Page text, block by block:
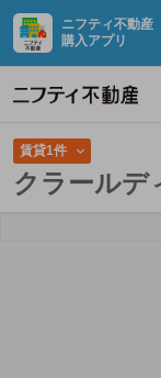
ニフティ不動産
購入アプリ
賃貸1件
クラールデ